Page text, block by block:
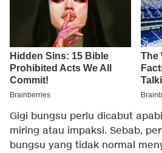
Gigi bungsu perlu dicabut
miring atau impaksi. Sebab,
bungsu yang tidak normal